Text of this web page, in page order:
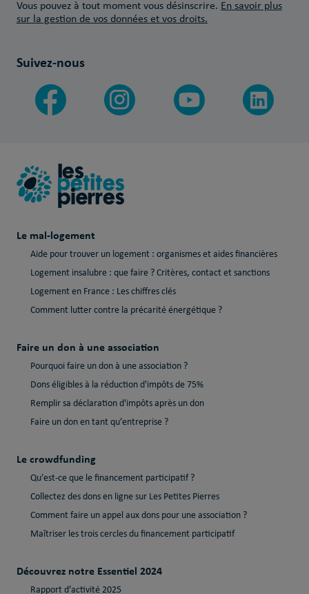
Vous pouvez à tout moment vous désinscrire. En savoir plus
sur la gestion de vos données et vos droits.
Suivez-nous
Le mal-logement
Aide pour trouver un logement : organismes et aides financières
Logement insalubre : que faire ? Critères, contact et sanctions
Logement en France : Les chiffres clés
Comment lutter contre la précarité énergétique ?
Faire un don à une association
Pourquoi faire un don à une association ?
Dons éligibles à la réduction d'impôts de 75%
Remplir sa déclaration d'impôts après un don
Faire un don en tant qu’entreprise ?
Le crowdfunding
Qu’est-ce que le financement participatif ?
Collectez des dons en ligne sur Les Petites Pierres
Comment faire un appel aux dons pour une association ?
Maîtriser les trois cercles du financement participatif
Découvrez notre Essentiel 2024
Rapport d’activité 2025